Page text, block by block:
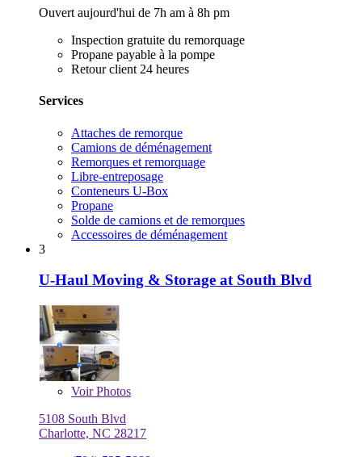
Ouvert aujourd'hui de 7h am à 8h pm
Inspection gratuite du remorquage
Propane payable à la pompe
Retour client 24 heures
Services
Attaches de remorque
Camions de déménagement
Remorques et remorquage
Libre-entreposage
Conteneurs U-Box
Propane
Solde de camions et de remorques
Accessoires de déménagement
3
U-Haul Moving & Storage at South Blvd
VoirPhotos
5108 South Blvd
Charlotte, NC 28217